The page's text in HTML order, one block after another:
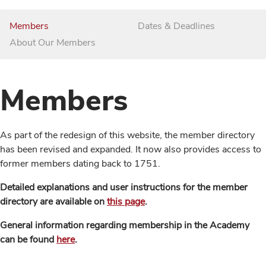
Members
About Our Members
Dates & Deadlines
Members
As part of the redesign of this website, the member directory
has been revised and expanded. It now also provides access to
former members dating back to 1751.
Detailed explanations and user instructions for the member
directory are available onthis page.
General information regarding membership in the Academy
can be found here.